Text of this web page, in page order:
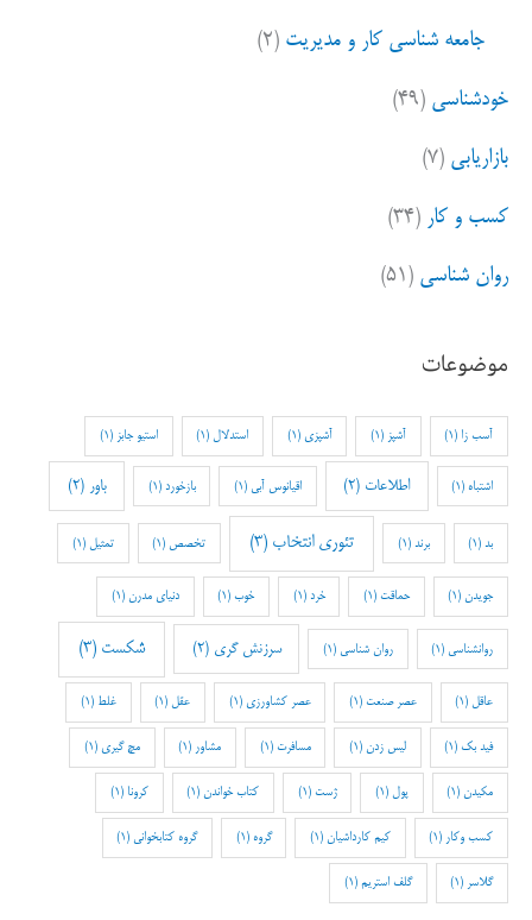
جامعه شناسی کار و مدیریت (۲)
خودشناسی (۴۹)
بازاریابی (۷)
کسب و کار (۳۴)
روان شناسی (۵۱)
موضوعات
آسب زا (1) آشپز (1) آشپزی (1) استدلال (1) استیو جابز (1)
اشتباه (1) اطلاعات (2) اقیانوس آبی (1) بازخورد (1) باور (2)
بد(1) برند (1) تئوری انتخاب (3) تخصص (1) تمثیل (1)
جویدن (1) حماقت (1) خرد (1) خوب(1) دنیای مدرن (1)
روانشناسی (1) روان شناسی (1) سرزنش گری (2) شکست (3)
عاقل (1) عصر صنعت (1) عصر کشاورزی (1) عقل (1) غلط (1)
فید بک(1) لیس زدن (1) مسافرت (1) مشاور (1) مچ گیری (1)
مکیدن (1) پول (1) ژست (1) کتاب خواندن (1) کرونا (1)
کسب وکار (1) کیم کارداشیان (1) گروه (1) گروه کتابخوانی (1)
گلاسر (1) گلف استریم (1)